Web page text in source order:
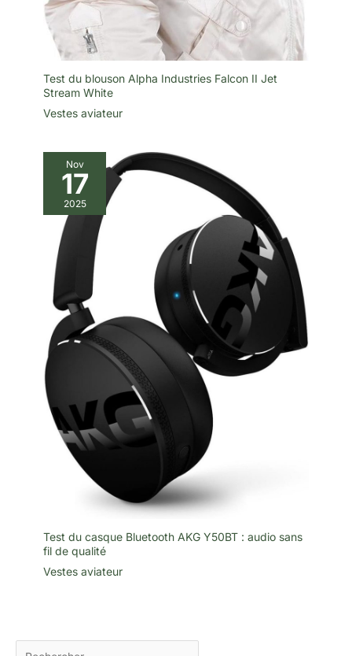
Test du blouson Alpha Industries Falcon II Jet
Stream White
Vestes aviateur
Nov
17
2025
Test du casque Bluetooth AKG Y50BT : audio sans
fil de qualité
Vestes aviateur